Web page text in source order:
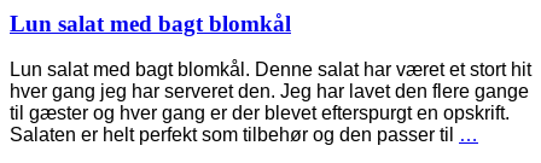
Lun salat med bagt blomkål
Lun salat med bagt blomkål. Denne salat har været et stort hit
hver gang jeg har serveret den. Jeg har lavet den flere gange
til gæster og hver gang er der blevet efterspurgt en opskrift.
Salaten er helt perfekt som tilbehør og den passer til
…